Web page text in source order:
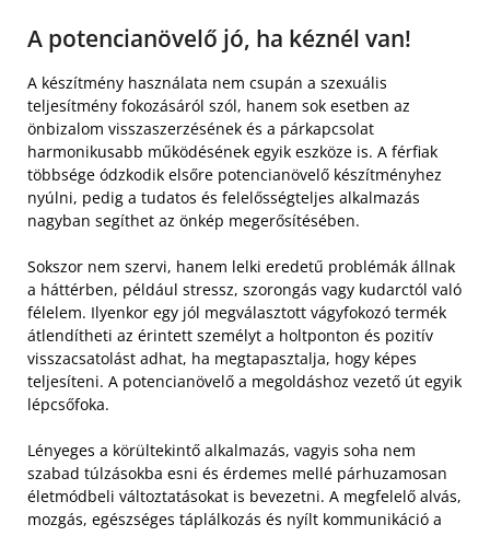
A potencianövelő jó, ha kéznél van!
A készítmény használata nem csupán a szexuális
teljesítmény fokozásáról szól, hanem sok esetben az
önbizalom visszaszerzésének és a párkapcsolat
harmonikusabb működésének egyik eszköze is. A férfiak
többsége ódzkodik elsőre potencianövelő készítményhez
nyúlni, pedig a tudatos és felelősségteljes alkalmazás
nagyban segíthet az önkép megerősítésében.
Sokszor nem szervi, hanem lelki eredetű problémák állnak
a háttérben, például stressz, szorongás vagy kudarctól való
félelem. Ilyenkor egy jól megválasztott vágyfokozó termék
átlendítheti az érintett személyt a holtponton és pozitív
visszacsatolást adhat, ha megtapasztalja, hogy képes
teljesíteni. A potencianövelő a megoldáshoz vezető út egyik
lépcsőfoka.
Lényeges a körültekintő alkalmazás, vagyis soha nem
szabad túlzásokba esni és érdemes mellé párhuzamosan
életmódbeli változtatásokat is bevezetni. A megfelelő alvás,
mozgás, egészséges táplálkozás és nyílt kommunikáció a